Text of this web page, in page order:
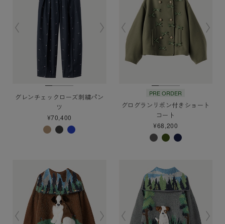
グレンチェックローズ刺繍パン
ツ
¥70,400
PRE ORDER
グログランリボン付きショート
コート
¥68,200